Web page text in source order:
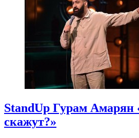
StandUp Гурам Амарян
скажут?»